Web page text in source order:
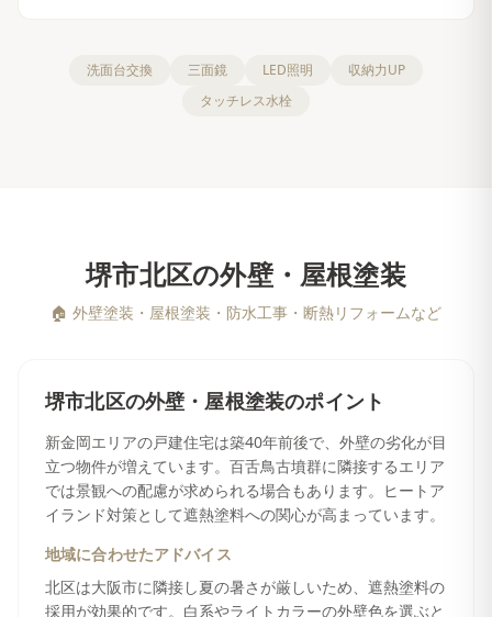
洗面台交換 三面鏡 LED照明
収納力UP
タッチレス水栓
堺市北区の外壁・屋根塗装
🏠 外壁塗装・屋根塗装・防水工事・断熱リフォームなど
堺市北区の外壁・屋根塗装のポイント
新金岡エリアの戸建住宅は築40年前後で、外壁の劣化が目
立つ物件が増えています。百舌鳥古墳群に隣接するエリア
では景観への配慮が求められる場合もあります。ヒートア
イランド対策として遮熱塗料への関心が高まっています。
地域に合わせたアドバイス
北区は大阪市に隣接し夏の暑さが厳しいため、遮熱塗料の
採用が効果的です。白系やライトカラーの外壁色を選ぶと